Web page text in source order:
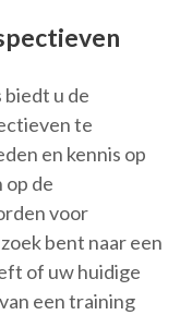
u de
te
en kennis op
op de
voor
bent naar een
of uw huidige
een training